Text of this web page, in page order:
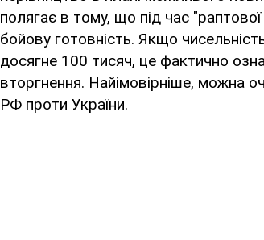
полягає в тому, що під час
бойову готовність. Якщо
досягне 100 тисяч, це фактично
вторгнення. Найімовірніше, можна
РФ проти України.